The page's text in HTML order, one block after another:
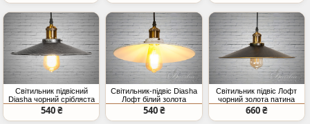
Світильник підвісний
Diasha чорний срібляста
патина
540 ₴
Світильник-підвіс Diasha
Лофт білий золота
патина E27
540 ₴
Світильник підвіс Лофт
чорний золота патина
E27 36 см
660 ₴